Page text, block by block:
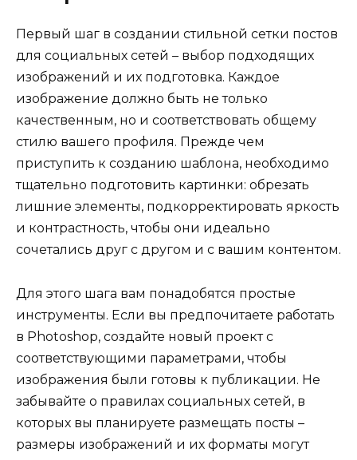
Первый шаг в создании стильной сетки постов
для социальных сетей – выбор подходящих
изображений и их подготовка. Каждое
изображение должно быть не только
качественным, но и соответствовать общему
стилю вашего профиля. Прежде чем
приступить к созданию шаблона, необходимо
тщательно подготовить картинки: обрезать
лишние элементы, подкорректировать яркость
и контрастность, чтобы они идеально
сочетались друг с другом и с вашим контентом.
Для этого шага вам понадобятся простые
инструменты. Если вы предпочитаете работать
в Photoshop, создайте новый проект с
соответствующими параметрами, чтобы
изображения были готовы к публикации. Не
забывайте о правилах социальных сетей, в
которых вы планируете размещать посты –
размеры изображений и их форматы могут